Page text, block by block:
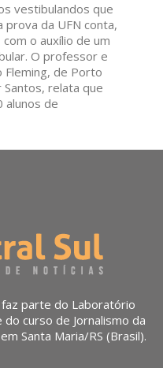
vestibulandos que
prova da UFN conta,
o auxílio de um
O professor e
Fleming, de Porto
relata que
alunos de
faz parte do Laboratório
curso de Jornalismo da
em Santa Maria/RS (Brasil).